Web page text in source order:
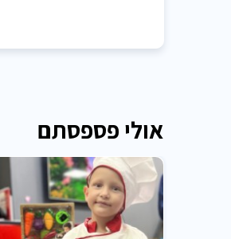
אולי פספסתם